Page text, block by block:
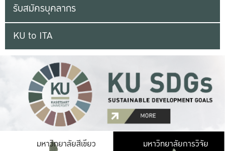
รับสมัครบุคลากร
KU to ITA
มหาวิทยาลัยสีเขียว มหาวิ
มหาวิทยาลัยการวิจัย